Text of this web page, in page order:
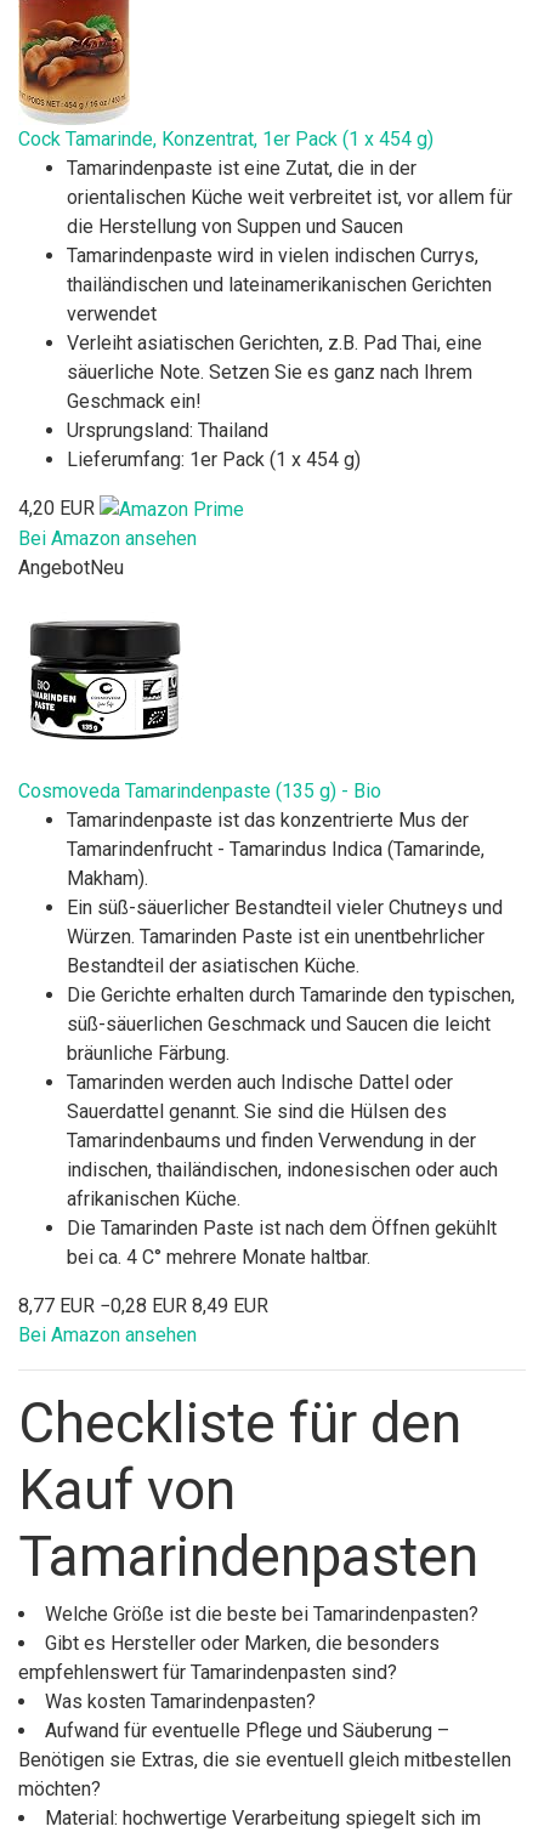
Cock Tamarinde, Konzentrat, 1er Pack (1 x 454 g)
Tamarindenpaste ist eine Zutat, die in der
orientalischen Küche weit verbreitet ist, vor allem für
die Herstellung von Suppen und Saucen
Tamarindenpaste wird in vielen indischen Currys,
thailändischen und lateinamerikanischen Gerichten
verwendet
Verleiht asiatischen Gerichten, z.B. Pad Thai, eine
säuerliche Note. Setzen Sie es ganz nach Ihrem
Geschmack ein!
Ursprungsland: Thailand
Lieferumfang: 1er Pack (1 x 454 g)
4,20 EUR
Bei Amazon ansehen
AngebotNeu
Cosmoveda Tamarindenpaste (135 g) - Bio
Tamarindenpaste ist das konzentrierte Mus der
Tamarindenfrucht - Tamarindus Indica (Tamarinde,
Makham).
Ein süß-säuerlicher Bestandteil vieler Chutneys und
Würzen. Tamarinden Paste ist ein unentbehrlicher
Bestandteil der asiatischen Küche.
Die Gerichte erhalten durch Tamarinde den typischen,
süß-säuerlichen Geschmack und Saucen die leicht
bräunliche Färbung.
Tamarinden werden auch Indische Dattel oder
Sauerdattel genannt. Sie sind die Hülsen des
Tamarindenbaums und finden Verwendung in der
indischen, thailändischen, indonesischen oder auch
afrikanischen Küche.
Die Tamarinden Paste ist nach dem Öffnen gekühlt
bei ca. 4 C° mehrere Monate haltbar.
8,77 EUR −0,28 EUR 8,49 EUR
Bei Amazon ansehen
Checkliste für den
Kauf von
Tamarindenpasten
Welche Größe ist die beste bei Tamarindenpasten?
Gibt es Hersteller oder Marken, die besonders
empfehlenswert für Tamarindenpasten sind?
Was kosten Tamarindenpasten?
Aufwand für eventuelle Pflege und Säuberung –
Benötigen sie Extras, die sie eventuell gleich mitbestellen
möchten?
Material: hochwertige Verarbeitung spiegelt sich im